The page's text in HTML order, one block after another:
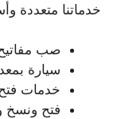
خدماتنا متعددة
صب
سيارة
خدمات
فتح ونسخ